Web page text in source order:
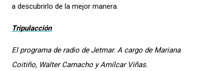
a descubrirlo de la mejor manera.
Tripulacción
El programa de radio de Jetmar. A cargo de Mariana
Coitiño, Walter Camacho y Amílcar Viñas.